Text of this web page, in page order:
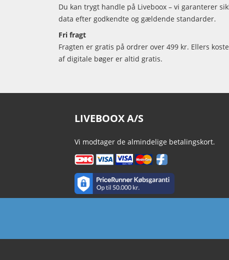
Du kan trygt handle på Liveboox – vi garanterer
data efter godkendte og gældende standarder.
Fri fragt
Fragten er gratis på ordrer over 499 kr. Ellers
af digitale bøger er altid gratis.
LIVEBOOX A/S
Vi modtager de almindelige betalingskort.